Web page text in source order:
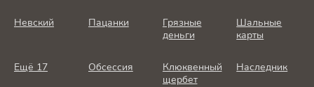
Невский Пацанки
Грязные
деньги
Шальные
карты
Ещё 17 Обсессия
Клюквенный
щербет
Наследник